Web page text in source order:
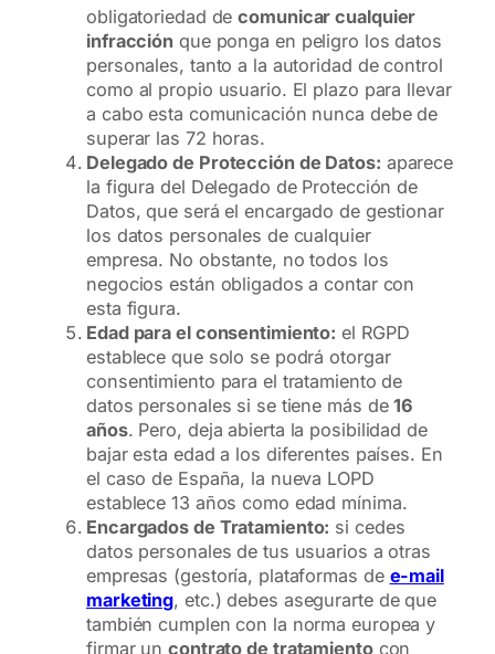
obligatoriedad decomunicar cualquier
infracción que ponga en peligro los datos
personales, tanto a la autoridad de control
como al propio usuario. El plazo para llevar
a cabo esta comunicación nunca debe de
superar las 72 horas.
Delegado de Protección de Datos: aparece
la figura del Delegado de Protección de
Datos, que será el encargado de gestionar
los datos personales de cualquier
empresa. No obstante, no todos los
negocios están obligados a contar con
esta figura.
Edad para el consentimiento: el RGPD
establece que solo se podrá otorgar
consentimiento para el tratamiento de
datos personales si se tiene más de16
años. Pero, deja abierta la posibilidad de
bajar esta edad a los diferentes países. En
el caso de España, la nueva LOPD
establece 13 años como edad mínima.
Encargados de Tratamiento: si cedes
datos personales de tus usuarios a otras
empresas (gestoría, plataformas de e-mail
marketing, etc.) debes asegurarte de que
también cumplen con la norma europea y
firmar uncontrato de tratamientocon